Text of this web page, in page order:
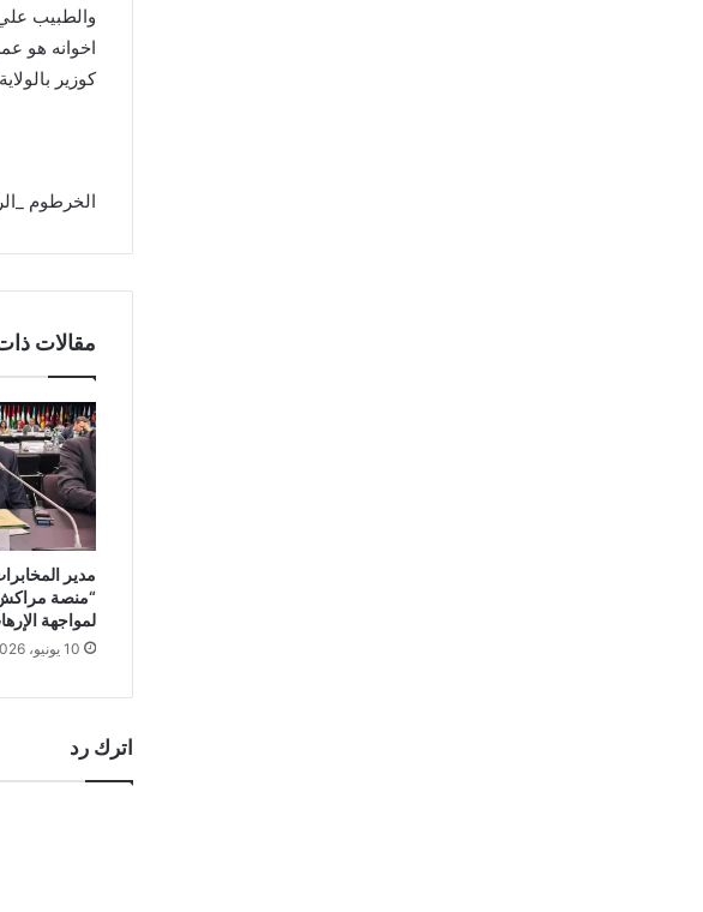
والطبيب
اخوانه هو
كوزير
الخرطوم
مقالات
مدير
“منصة
لمواجهة
10 يونيو، 2026
اترك رد